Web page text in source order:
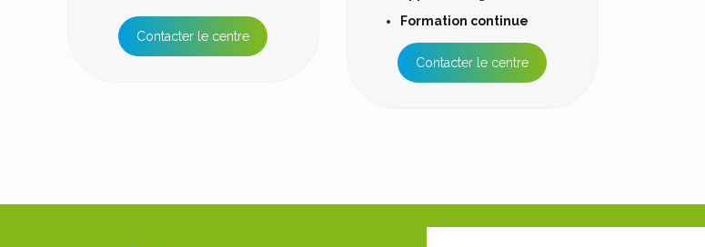
Contacter le centre
Formation continue
Contacter le centre